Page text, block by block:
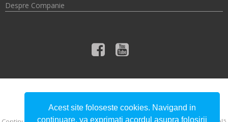
Despre Companie
© 2026 Compania de Apă Someș S.A.
Acest site foloseste cookies. Navigand in
continuare, va exprimati acordul asupra folosirii